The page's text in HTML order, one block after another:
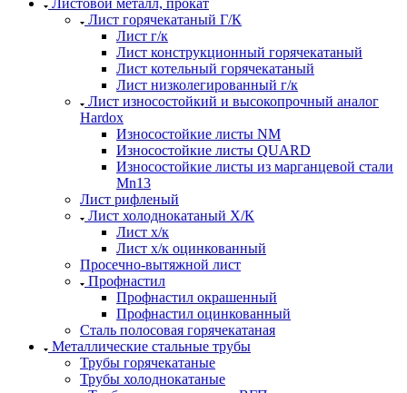
Листовой металл, прокат
Лист горячекатаный Г/К
Лист г/к
Лист конструкционный горячекатаный
Лист котельный горячекатаный
Лист низколегированный г/к
Лист износостойкий и высокопрочный аналог
Hardox
Износостойкие листы NM
Износостойкие листы QUARD
Износостойкие листы из марганцевой стали
Mn13
Лист рифленый
Лист холоднокатаный Х/К
Лист х/к
Лист х/к оцинкованный
Просечно-вытяжной лист
Профнастил
Профнастил окрашенный
Профнастил оцинкованный
Сталь полосовая горячекатаная
Металлические стальные трубы
Трубы горячекатаные
Трубы холоднокатаные